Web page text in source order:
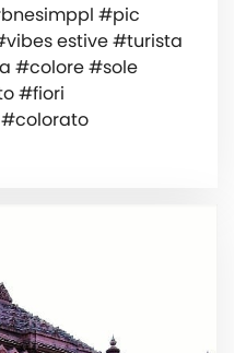
#pic
estive #turista
#colore #sole
#fiori